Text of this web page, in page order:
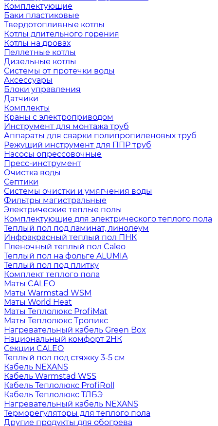
Комплектующие
Баки пластиковые
Твердотопливные котлы
Котлы длительного горения
Котлы на дровах
Пеллетные котлы
Дизельные котлы
Системы от протечки воды
Аксессуары
Блоки управления
Датчики
Комплекты
Краны с электроприводом
Инструмент для монтажа труб
Аппараты для сварки полипропиленовых труб
Режущий инструмент для ППР труб
Насосы опрессовочные
Пресс-инструмент
Очистка воды
Септики
Системы очистки и умягчения воды
Фильтры магистральные
Электрические теплые полы
Комплектующие для электрического теплого пола
Теплый пол под ламинат, линолеум
Инфракрасный теплый пол ПНК
Пленочный теплый пол Caleo
Теплый пол на фольге ALUMIA
Теплый пол под плитку
Комплект теплого пола
Маты CALEO
Маты Warmstad WSM
Маты World Heat
Маты Теплолюкс ProfiMat
Маты Теплолюкс Тропикс
Нагревательный кабель Green Box
Национальный комфорт 2НК
Секции CALEO
Теплый пол под стяжку 3-5 см
Кабель NEXANS
Кабель Warmstad WSS
Кабель Теплолюкс ProfiRoll
Кабель Теплолюкс ТЛБЭ
Нагревательный кабель NEXANS
Терморегуляторы для теплого пола
Другие продукты для обогрева